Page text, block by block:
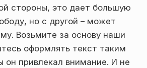
стороны, это дает большую
но с другой – может
Возьмите за основу наши
оформлять текст таким
он привлекал внимание. И не